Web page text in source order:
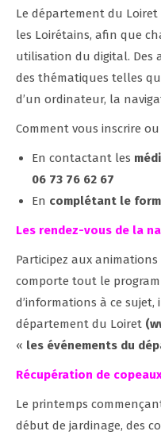
Le département du
les Loirétains, afin que
utilisation du digital. Des
des thématiques telles
d’un ordinateur, la
Comment vous inscrire
En contactant les
06 73 76 62 67
En complétant le
Les rendez-vous de la
Participez aux
comporte tout le
d’informations à ce
département du Loiret
« les événements du
Récupération de
Le printemps
début de jardinage, des